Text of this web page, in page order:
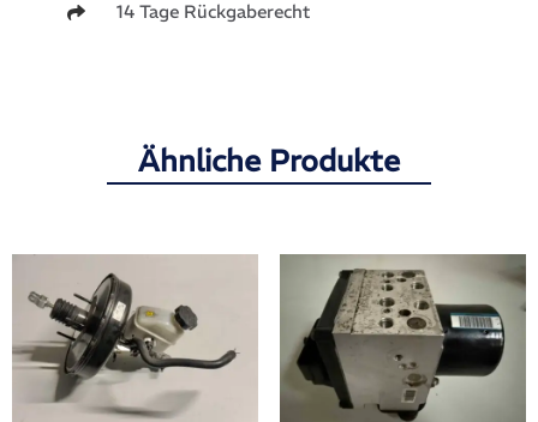
14 Tage Rückgaberecht
Ähnliche Produkte